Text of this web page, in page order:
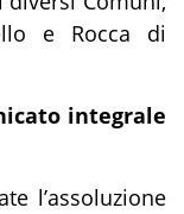
e Rocca di
integrale
l’assoluzione